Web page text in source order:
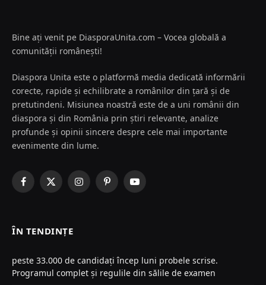
Bine ați venit pe DiasporaUnita.com – Vocea globală a
comunității românești!
Diaspora Unita este o platformă media dedicată informării
corecte, rapide și echilibrate a românilor din țară și de
pretutindeni. Misiunea noastră este de a uni românii din
diaspora și din România prin știri relevante, analize
profunde și opinii sincere despre cele mai importante
evenimente din lume.
Facebook
X
InstagramPinterestYouTube
ÎN TENDINȚE
peste 33.000 de candidați încep luni probele scrise.
Programul complet și regulile din sălile de examen